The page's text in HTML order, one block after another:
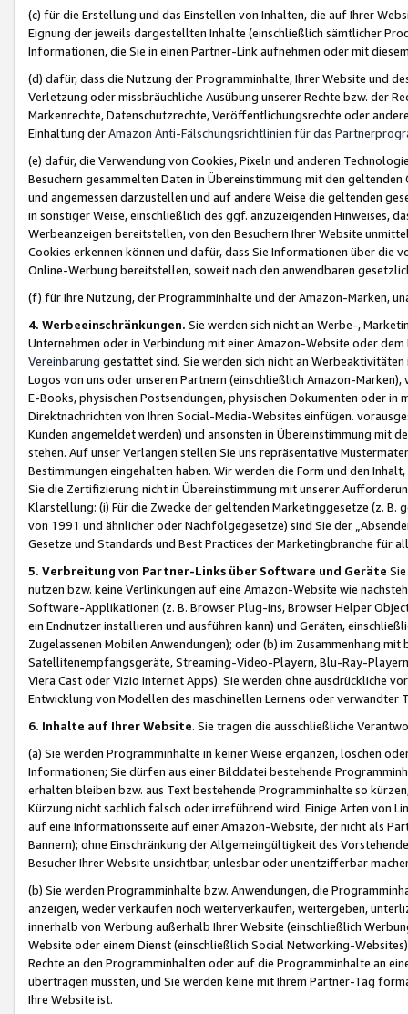
(c) für die Erstellung und das Einstellen von Inhalten, die auf Ihrer
Eignung der jeweils dargestellten Inhalte (einschließlich sämtlicher
Informationen, die Sie in einen Partner-Link aufnehmen oder mit
(d) dafür, dass die Nutzung der Programminhalte, Ihrer Website und
Verletzung oder missbräuchliche Ausübung unserer Rechte bzw. der
Markenrechte, Datenschutzrechte, Veröffentlichungsrechte oder
Einhaltung derAmazon Anti-Fälschungsrichtlinien für das
(e) dafür, die Verwendung von Cookies, Pixeln und anderen
Besuchern gesammelten Daten in Übereinstimmung mit den
und angemessen darzustellen und auf andere Weise die geltenden
in sonstiger Weise, einschließlich des ggf. anzuzeigenden Hinweises,
Werbeanzeigen bereitstellen, von den Besuchern Ihrer Website
Cookies erkennen können und dafür, dass Sie Informationen über die
Online-Werbung bereitstellen, soweit nach den anwendbaren
(f) für Ihre Nutzung, der Programminhalte und der Amazon-Marken,
4. Werbeeinschränkungen. Sie werden sich nicht an Werbe-,
Unternehmen oder in Verbindung mit einer Amazon-Website oder
Vereinbarung gestattet sind. Sie werden sich nicht an
Logos von uns oder unseren Partnern (einschließlich Amazon-
E-Books, physischen Postsendungen, physischen Dokumenten oder in
Direktnachrichten von Ihren Social-Media-Websites einfügen.
Kunden angemeldet werden) und ansonsten in Übereinstimmung mit
stehen. Auf unser Verlangen stellen Sie uns repräsentative
Bestimmungen eingehalten haben. Wir werden die Form und den
Sie die Zertifizierung nicht in Übereinstimmung mit unserer
Klarstellung: (i) Für die Zwecke der geltenden Marketinggesetze (z. B.
von 1991 und ähnlicher oder Nachfolgegesetze) sind Sie der
Gesetze und Standards und Best Practices der Marketingbranche für
5. Verbreitung von Partner-Links über Software und Geräte
nutzen bzw. keine Verlinkungen auf eine Amazon-Website wie
Software-Applikationen (z. B. Browser Plug-ins, Browser Helper
ein Endnutzer installieren und ausführen kann) und Geräten,
Zugelassenen Mobilen Anwendungen); oder (b) im Zusammenhang
Satellitenempfangsgeräte, Streaming-Video-Playern, Blu-Ray-
Viera Cast oder Vizio Internet Apps). Sie werden ohne ausdrückliche
Entwicklung von Modellen des maschinellen Lernens oder
6. Inhalte auf Ihrer Website. Sie tragen die ausschließliche
(a) Sie werden Programminhalte in keiner Weise ergänzen, löschen
Informationen; Sie dürfen aus einer Bilddatei bestehende
erhalten bleiben bzw. aus Text bestehende Programminhalte so
Kürzung nicht sachlich falsch oder irreführend wird. Einige Arten von
auf eine Informationsseite auf einer Amazon-Website, der nicht als
Bannern); ohne Einschränkung der Allgemeingültigkeit des
Besucher Ihrer Website unsichtbar, unlesbar oder unentzifferbar
(b) Sie werden Programminhalte bzw. Anwendungen, die
anzeigen, weder verkaufen noch weiterverkaufen, weitergeben,
innerhalb von Werbung außerhalb Ihrer Website (einschließlich
Website oder einem Dienst (einschließlich Social Networking-
Rechte an den Programminhalten oder auf die Programminhalte an
übertragen müssten, und Sie werden keine mit Ihrem Partner-Tag
Ihre Website ist.